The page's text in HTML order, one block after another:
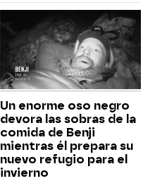
Un enorme oso negro
devora las sobras de la
comida de Benji
mientras él prepara su
nuevo refugio para el
invierno